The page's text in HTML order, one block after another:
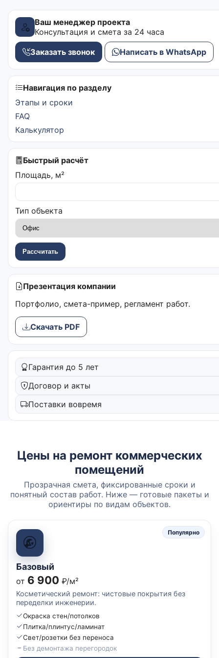
Ваш менеджер проекта
Консультация и смета за 24 часа
Заказать звонок Написать в WhatsApp
Навигация по разделу
Этапы и сроки
FAQ
Калькулятор
Быстрый расчёт
Площадь, м²
Тип объекта
Рассчитать
Презентация компании
Портфолио, смета-пример, регламент работ.
Скачать PDF
Гарантия до 5 лет
Договор и акты
Поставки вовремя
Цены на ремонт коммерческих
помещений
Прозрачная смета, фиксированные сроки и
понятный состав работ. Ниже — готовые пакеты и
ориентиры по видам объектов.
Популярно
Базовый
от 6 900 ₽/м²
Косметический ремонт: чистовые покрытия без
переделки инженерии.
Окраска стен/потолков
Плитка/плинтус/ламинат
Свет/розетки без переноса
Без демонтажа перегородок